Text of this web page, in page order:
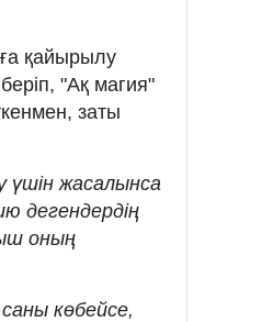
қайырылу
"Ақ магия"
заты
үшін жасалынса
дегендердің
оның
көбейсе,